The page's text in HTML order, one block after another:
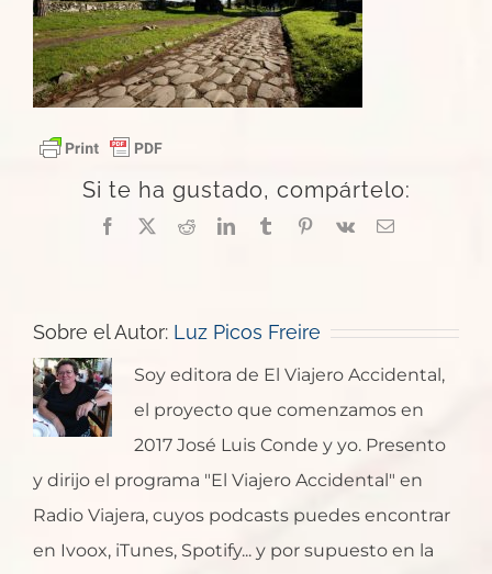
Si te ha gustado, compártelo:
Facebook
X RedditLinkedInTumblrPinterest
Vk
Correo
Sobre el Autor: Luz Picos Freire
Soy editora de El Viajero Accidental,
el proyecto que comenzamos en
2017 José Luis Conde y yo. Presento
y dirijo el programa "El Viajero Accidental" en
Radio Viajera, cuyos podcasts puedes encontrar
en Ivoox, iTunes, Spotify... y por supuesto en la